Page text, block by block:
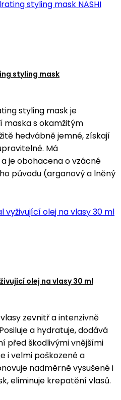
styling mask
styling mask je
s okamžitým
hedvábně jemné, získají
Má
je obohacena o vzácné
původu (arganový a lněný
olej na vlasy 30 ml
zevnitř a intenzivně
a hydratuje, dodává
před škodlivými vnějšími
i velmi poškozené a
nadměrně vysušené i
eliminuje krepatění vlasů.